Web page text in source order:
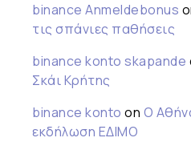
binance Anmeldebonus
τις σπάνιες παθήσεις
binance konto skapande
Σκάι Κρήτης
binance konto on Ο
εκδήλωση ΕΔΙΜΟ